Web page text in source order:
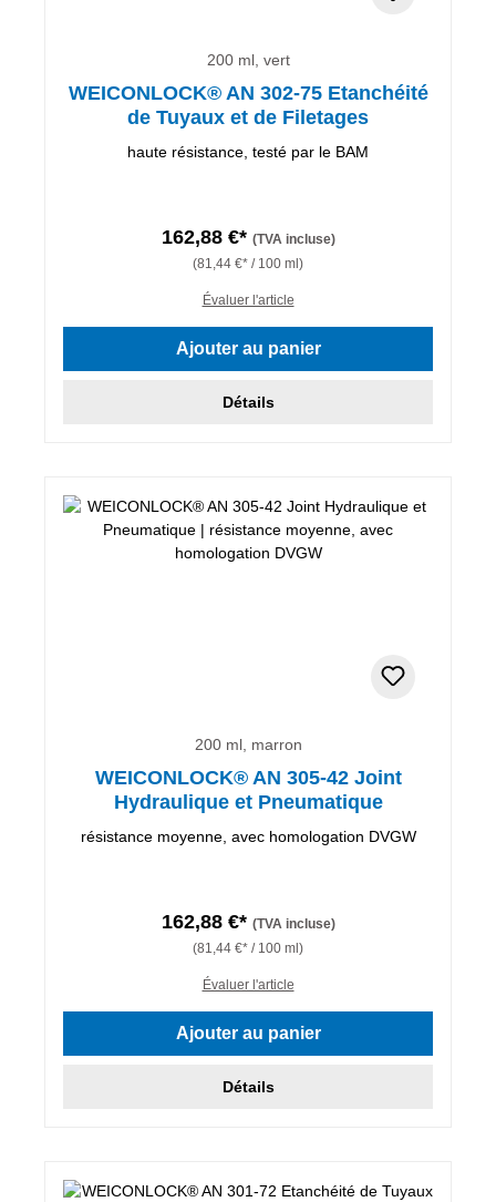
200 ml, vert
WEICONLOCK® AN 302-75 Etanchéité
de Tuyaux et de Filetages
haute résistance, testé par le BAM
162,88 €* (TVA incluse)
(81,44 €* / 100 ml)
Évaluer l'article
Ajouter au panier
Détails
200 ml, marron
WEICONLOCK® AN 305-42 Joint
Hydraulique et Pneumatique
résistance moyenne, avec homologation DVGW
162,88 €* (TVA incluse)
(81,44 €* / 100 ml)
Évaluer l'article
Ajouter au panier
Détails